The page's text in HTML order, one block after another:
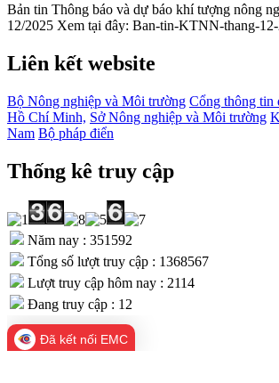
Bản tin Thông báo và dự báo khí tượng nông
12/2025 Xem tại đây: Ban-tin-KTNN-thang-
Liên kết website
Bộ Nông nghiệp và Môi trường Cổng thông tin
Hồ Chí Minh, Sở Nông nghiệp và Môi trường
Nam Bộ pháp điển
Thống kê truy cập
Năm nay : 351592
Tổng số lượt truy cập : 1368567
Lượt truy cập hôm nay : 2114
Đang truy cập : 12
Đã kết nối EMC